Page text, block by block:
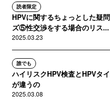
読者限定
HPVに関するちょっとした疑
ズ⑤性交渉をする場合のリス...
2025.03.23
誰でも
ハイリスクHPV検査とHPVタ
が違うの
2025.03.08